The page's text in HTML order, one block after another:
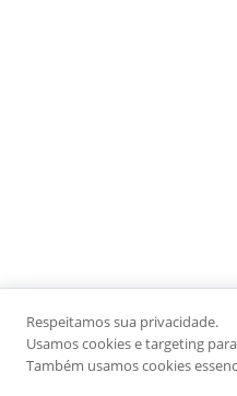
Respeitamos sua privacidade.
Usamos cookies e targeting
Também usamos cookies